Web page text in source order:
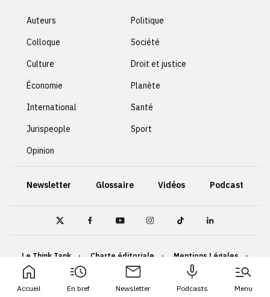
Accueil En bref Newsletter Podcasts Menu
Auteurs
Colloque
Culture
Économie
International
Jurispeople
Opinion
Politique
Société
Droit et justice
Planète
Santé
Sport
Newsletter Glossaire Vidéos Podcast
Le Think Tank Charte éditoriale
Mentions Légales
Politique de confidentialité
Cookies
Accessibilité : non conforme
Plan du site